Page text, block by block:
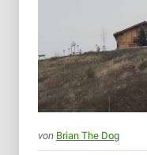
von Brian The Dog